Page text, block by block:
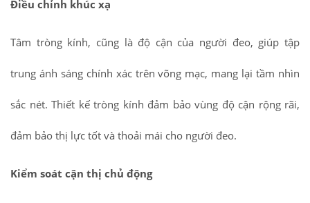
Điều chỉnh khúc xạ
Tâm tròng kính, cũng là độ cận của người đeo, giúp tập
trung ánh sáng chính xác trên võng mạc, mang lại tầm nhìn
sắc nét. Thiết kế tròng kính đảm bảo vùng độ cận rộng rãi,
đảm bảo thị lực tốt và thoải mái cho người đeo.
Kiểm soát cận thị chủ động